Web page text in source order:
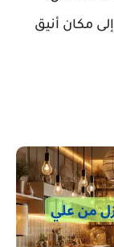
مكان أنيق